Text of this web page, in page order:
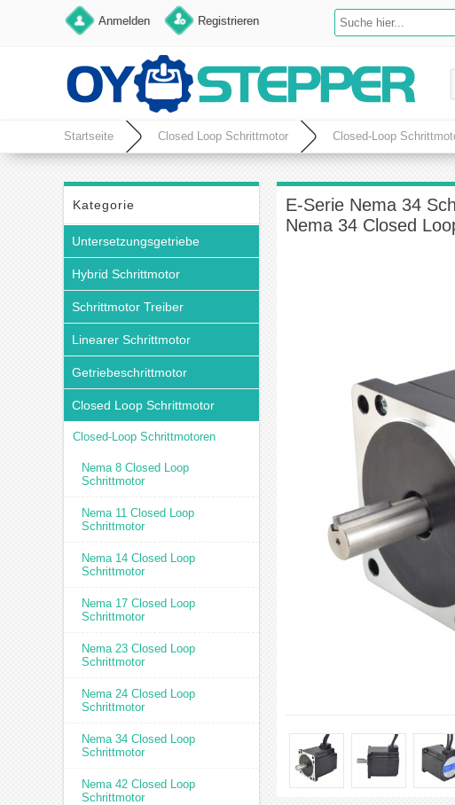
Anmelden Registrieren
Startseite Closed Loop Schrittmotor Closed-Loop
Kategorie
Untersetzungsgetriebe
Hybrid Schrittmotor
Schrittmotor Treiber
Linearer Schrittmotor
Getriebeschrittmotor
Closed Loop Schrittmotor
Closed-Loop Schrittmotoren
Nema 8 Closed Loop
Schrittmotor
Nema 11 Closed Loop
Schrittmotor
Nema 14 Closed Loop
Schrittmotor
Nema 17 Closed Loop
Schrittmotor
Nema 23 Closed Loop
Schrittmotor
Nema 24 Closed Loop
Schrittmotor
Nema 34 Closed Loop
Schrittmotor
Nema 42 Closed Loop
Schrittmotor
E-Serie Nema 34
Nema 34 Closed